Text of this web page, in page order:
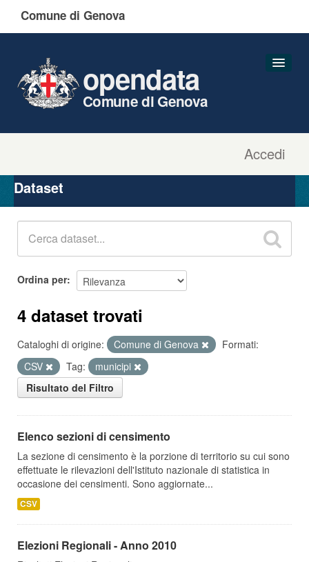
Comune di Genova
Accedi
opendata
Comune di Genova
Organizzazioni
Gruppi
Dataset
Ordina per
4 dataset trovati
Cataloghi di origine: Comune di Genova
Formati:
CSV
Tag:
municipi
Risultato del Filtro
Elenco sezioni di censimento
La sezione di censimento è la porzione di territorio su cui sono
effettuate le rilevazioni dell'Istituto nazionale di statistica in
occasione dei censimenti. Sono aggiornate...
CSV
Elezioni Regionali - Anno 2010